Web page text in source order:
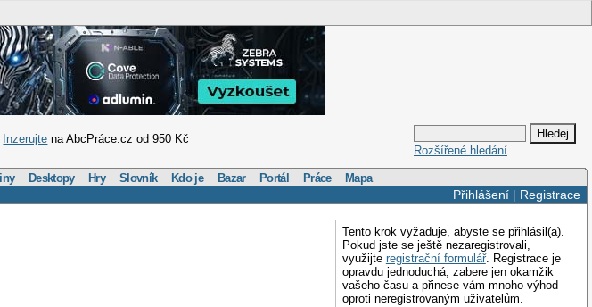
Inzerujte na AbcPráce.cz od 950 Kč
Rozšířené hledání
Desktopy Hry Slovník Kdo je Bazar Portál Práce Mapa
Přihlášení| Registrace
Tento krok vyžaduje, abyste se přihlásil(a).
Pokud jste se ještě nezaregistrovali,
využijte registrační formulář. Registrace je
opravdu jednoduchá, zabere jen okamžik
vašeho času a přinese vám mnoho výhod
oproti neregistrovaným uživatelům.